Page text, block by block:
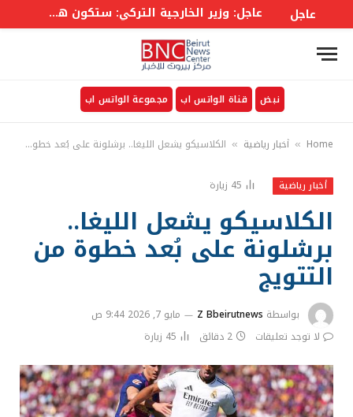
عاجل عاجل: وزير الخارجية التركي: ستكون هناك لجنة وزارية في إطار الاتفاق على غرار حلف الأطلسي إلى جانب أمانة عامة
نبض قناة الواتس اب مجموعة الواتس اب
Home
» أخبار رياضية » الكلاسيكو يشعل الليغا.. برشلونة على بُعد خطوة من التتويج
أخبار رياضية 45 زيارة
الكلاسيكو يشعل الليغا..
برشلونة على بُعد خطوة من
التتويج
بواسطة Z Bbeirutnews
مايو 7, 2026 9:44 ص
لا توجد تعليقات
2 دقائق 45 زيارة